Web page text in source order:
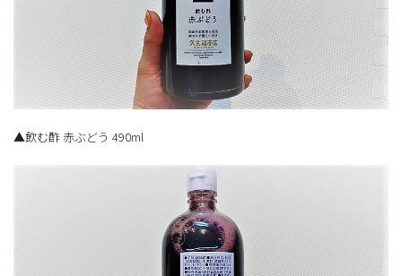
▲飲む酢 赤ぶどう 490ml